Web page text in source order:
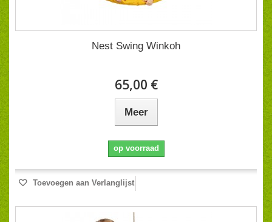
Nest Swing Winkoh
65,00 €
Meer
op voorraad
Toevoegen aan Verlanglijst